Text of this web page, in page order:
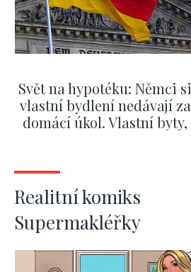
Svět na hypotéku: Němci si
vlastní bydlení nedávají za
domácí úkol. Vlastní byty,
Realitní komiks
Supermakléřky